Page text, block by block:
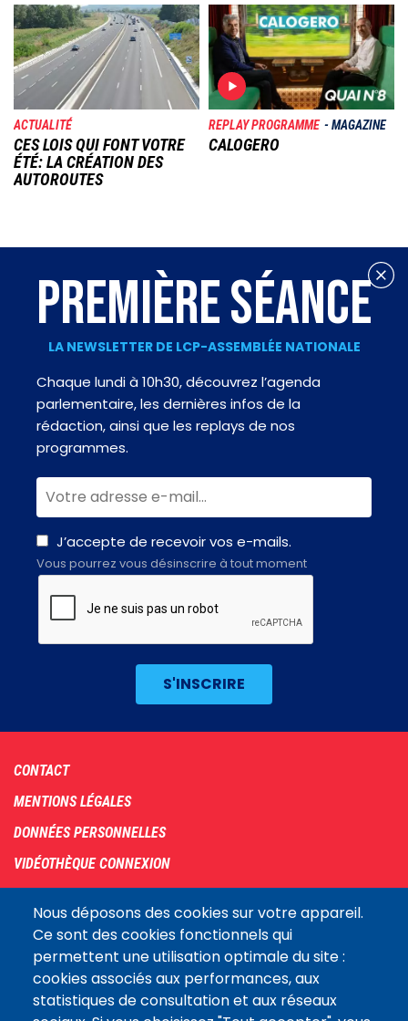
Image
ACTUALITÉ
CES LOIS QUI FONT VOTRE
ÉTÉ: LA CRÉATION DES
AUTOROUTES
Image
REPLAY PROGRAMME MAGAZINE
CALOGERO
Nous déposons des cookies sur votre appareil.
Ce sont des cookies fonctionnels qui
permettent une utilisation optimale du site :
cookies associés aux performances, aux
statistiques de consultation et aux réseaux
PREMIÈRE SÉANCE
LA NEWSLETTER DE LCP-ASSEMBLÉE NATIONALE
Chaque lundi à 10h30, découvrez l’agenda
parlementaire, les dernières infos de la
rédaction, ainsi que les replays de nos
programmes.
J’accepte de recevoir vos e-mails.
Vous pourrez vous désinscrire à tout moment
Footer
menu
CONTACT
MENTIONS LÉGALES
DONNÉES PERSONNELLES
VIDÉOTHÈQUE CONNEXION
COOKIES
Assemblée
nationaleLE SITE DE L’ASSEMBLÉE NATIONALE